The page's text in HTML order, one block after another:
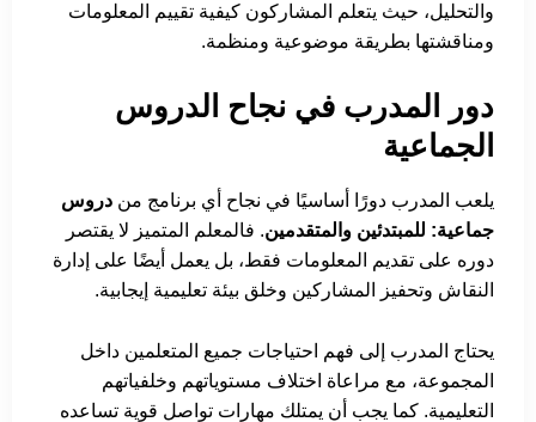
والتحليل، حيث يتعلم المشاركون كيفية تقييم المعلومات
ومناقشتها بطريقة موضوعية ومنظمة.
دور المدرب في نجاح الدروس
الجماعية
يلعب المدرب دورًا أساسيًا في نجاح أي برنامج من دروس
جماعية: للمبتدئين والمتقدمين. فالمعلم المتميز لا يقتصر
دوره على تقديم المعلومات فقط، بل يعمل أيضًا على إدارة
النقاش وتحفيز المشاركين وخلق بيئة تعليمية إيجابية.
يحتاج المدرب إلى فهم احتياجات جميع المتعلمين داخل
المجموعة، مع مراعاة اختلاف مستوياتهم وخلفياتهم
التعليمية. كما يجب أن يمتلك مهارات تواصل قوية تساعده